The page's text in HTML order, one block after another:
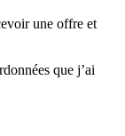
une offre et
que j’ai